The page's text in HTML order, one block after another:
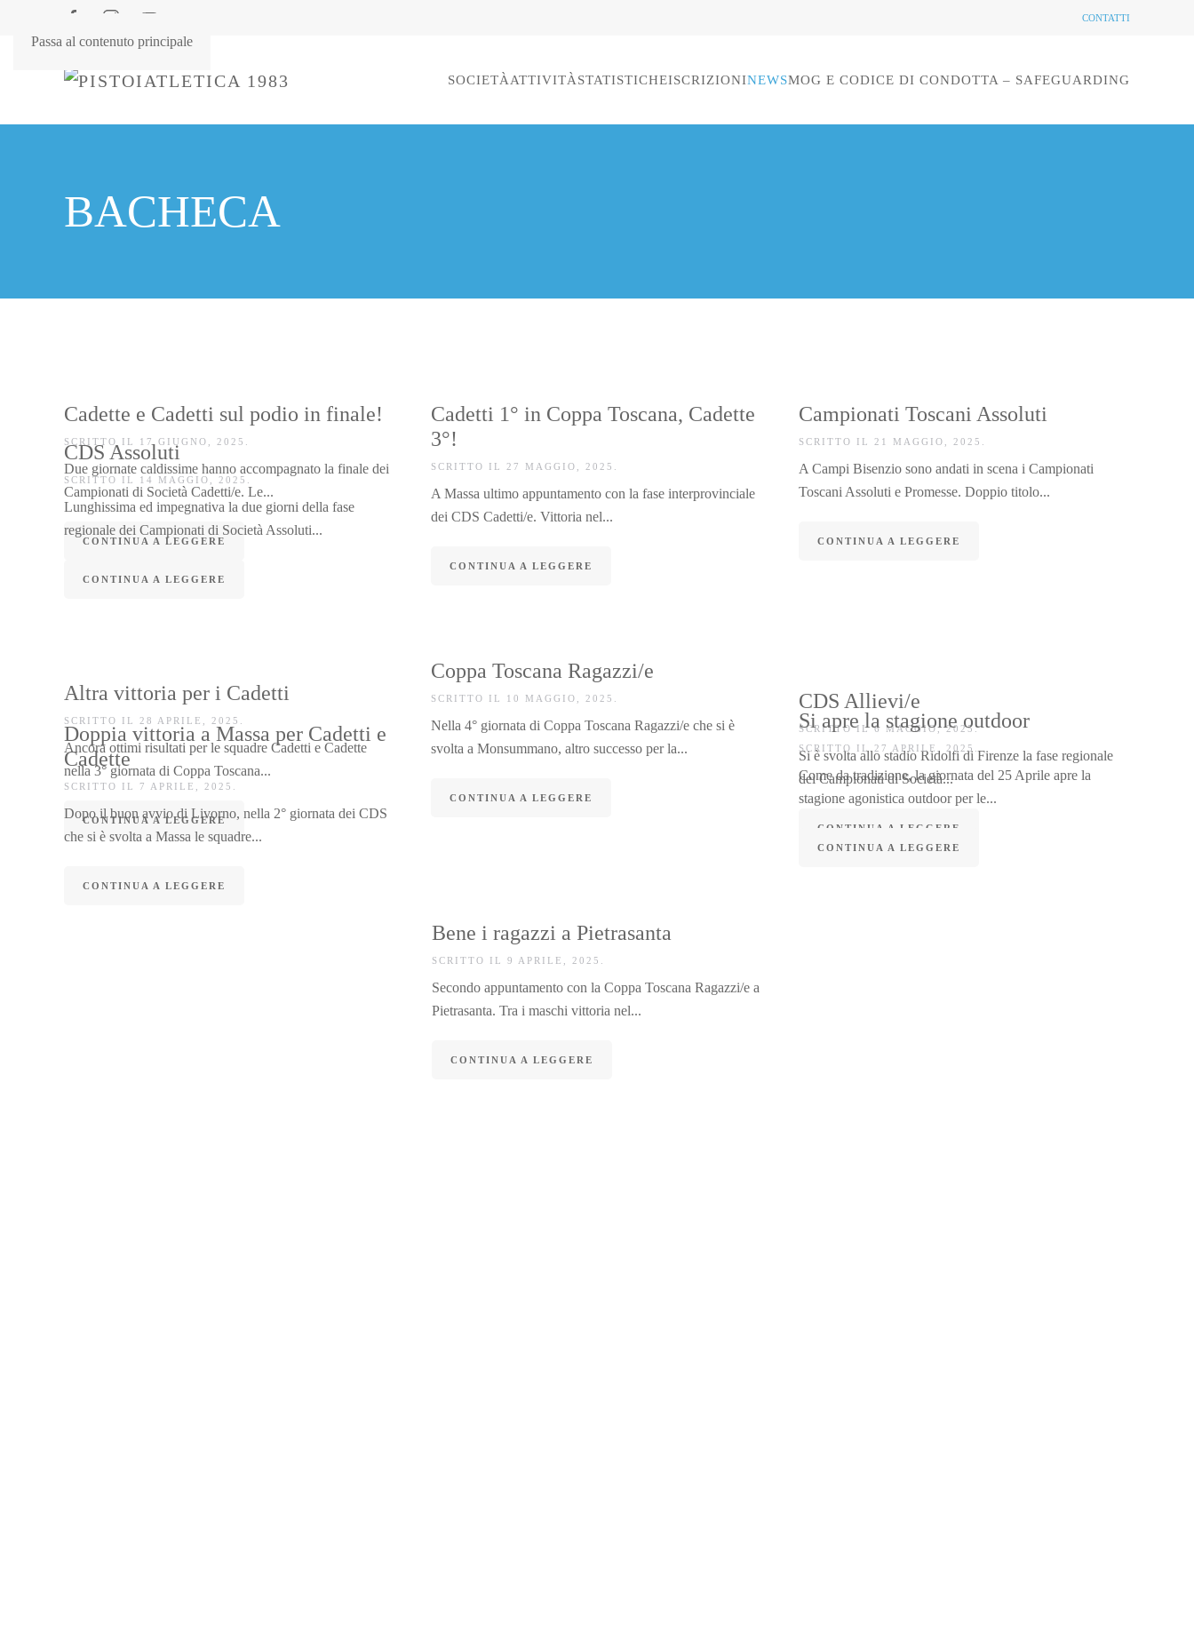
Passa al contenuto principale
CONTATTI
SOCIETÀ ATTIVITÀ STATISTICHEISCRIZIONINEWSMOG E CODICE DI CONDOTTA – SAFEGUARDING
BACHECA
Cadette e Cadetti sul podio in finale!
SCRITTO IL 17 GIUGNO, 2025
Due giornate caldissime hanno accompagnato la finale dei
Campionati di Società Cadetti/e. Le...
CONTINUA A LEGGERE
Cadetti 1° in Coppa Toscana, Cadette
3°!
SCRITTO IL 27 MAGGIO, 2025
A Massa ultimo appuntamento con la fase interprovinciale
dei CDS Cadetti/e. Vittoria nel...
CONTINUA A LEGGERE
Campionati Toscani Assoluti
SCRITTO IL 21 MAGGIO, 2025
A Campi Bisenzio sono andati in scena i Campionati
Toscani Assoluti e Promesse. Doppio titolo...
CONTINUA A LEGGERE
CDS Assoluti
SCRITTO IL 14 MAGGIO, 2025
Lunghissima ed impegnativa la due giorni della fase
regionale dei Campionati di Società Assoluti...
CONTINUA A LEGGERE
Coppa Toscana Ragazzi/e
SCRITTO IL 10 MAGGIO, 2025
Nella 4° giornata di Coppa Toscana Ragazzi/e che si è
svolta a Monsummano, altro successo per la...
CONTINUA A LEGGERE
CDS Allievi/e
SCRITTO IL6 MAGGIO, 2025.
Si è svolta allo stadio Ridolfi di Firenze la fase regionale
dei Campionati di Società...
CONTINUA A LEGGERE
Altra vittoria per i Cadetti
SCRITTO IL 28 APRILE, 2025
Ancora ottimi risultati per le squadre Cadetti e Cadette
nella 3° giornata di Coppa Toscana...
CONTINUA A LEGGERE
Si apre la stagione outdoor
SCRITTO IL 27 APRILE, 2025
Come da tradizione, la giornata del 25 Aprile apre la
stagione agonistica outdoor per le...
CONTINUA A LEGGERE
Bene i ragazzi a Pietrasanta
SCRITTO IL 9 APRILE, 2025
Secondo appuntamento con la Coppa Toscana Ragazzi/e a
Pietrasanta. Tra i maschi vittoria nel...
CONTINUA A LEGGERE
Doppia vittoria a Massa per Cadetti e
Cadette
SCRITTO IL 7 APRILE, 2025
Dopo il buon avvio di Livorno, nella 2° giornata dei CDS
che si è svolta a Massa le squadre...
CONTINUA A LEGGERE